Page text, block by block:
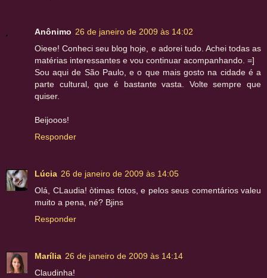
Anônimo 26 de janeiro de 2009 às 14:02
Oieee! Conheci seu blog hoje, e adorei tudo. Achei todas as
matérias interessantes e vou continuar acompanhando. =]
Sou aqui de São Paulo, e o que mais gosto na cidade é a
parte cultural, que é bastante vasta. Volte sempre que
quiser.
Beijooos!
Responder
Lúcia 26 de janeiro de 2009 às 14:05
Olá, CLaudia! òtimas fotos, e pelos seus comentários valeu
muito a pena, né? Bjins
Responder
Marília 26 de janeiro de 2009 às 14:14
Claudinha!